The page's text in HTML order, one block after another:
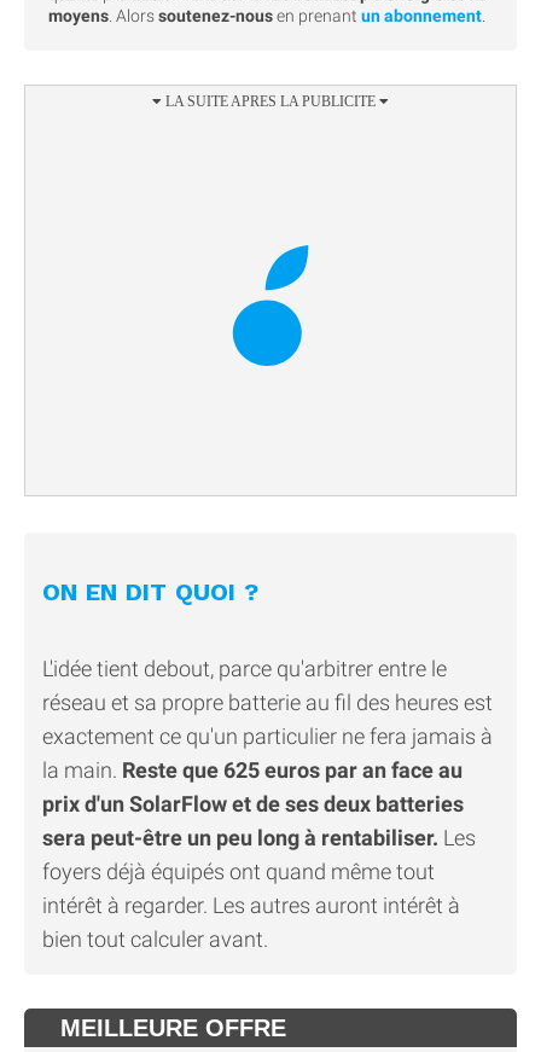
moyens . Alorssoutenez-nousen prenant un abonnement
ON EN DIT QUOI ?
L'idée tient debout, parce qu'arbitrer entre le
réseau et sa propre batterie au fil des heures est
exactement ce qu'un particulier ne fera jamais à
la main. Reste que 625 euros par an face au
prix d'un SolarFlow et de ses deux batteries
sera peut-être un peu long à rentabiliser. Les
foyers déjà équipés ont quand même tout
intérêt à regarder. Les autres auront intérêt à
bien tout calculer avant.
MEILLEURE OFFRE